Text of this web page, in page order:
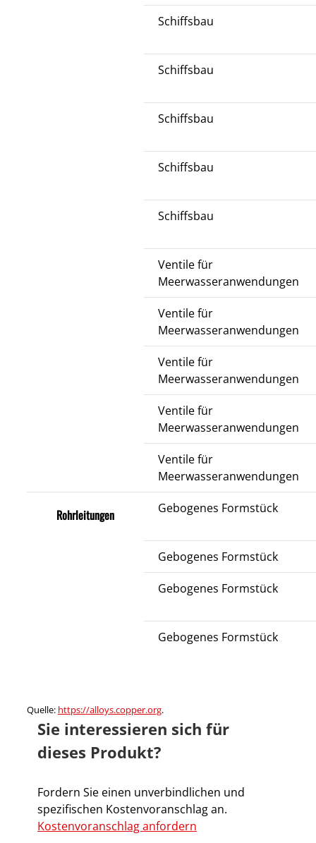
Schiffsbau
Schiffsbau
Schiffsbau
Schiffsbau
Schiffsbau
Ventile für
Meerwasseranwendungen
Ventile für
Meerwasseranwendungen
Ventile für
Meerwasseranwendungen
Ventile für
Meerwasseranwendungen
Ventile für
Meerwasseranwendungen
Rohrleitungen Gebogenes Formstück
Gebogenes Formstück
Gebogenes Formstück
Gebogenes Formstück
Quelle: https://alloys.copper.org.
Sie interessieren sich für
dieses Produkt?
Fordern Sie einen unverbindlichen und
spezifischen Kostenvoranschlag an.
Kostenvoranschlag anfordern